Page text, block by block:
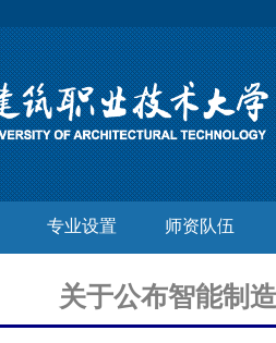
专业设置 师资队伍
关于公布智能制